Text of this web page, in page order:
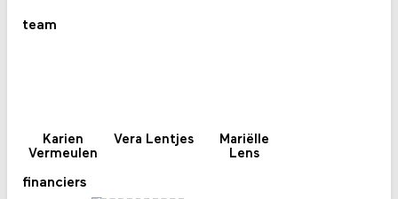
team
Karien
Vermeulen
Vera Lentjes
Mariëlle
Lens
financiers